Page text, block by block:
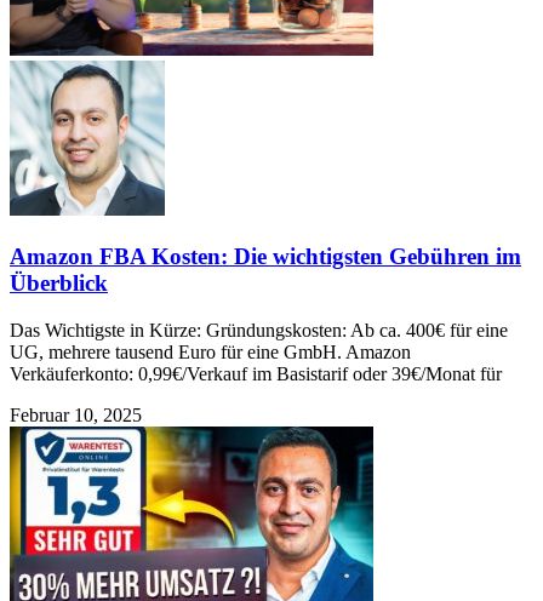
Amazon FBA Kosten: Die wichtigsten Gebühren im
Überblick
Das Wichtigste in Kürze: Gründungskosten: Ab ca. 400€ für eine
UG, mehrere tausend Euro für eine GmbH. Amazon
Verkäuferkonto: 0,99€/Verkauf im Basistarif oder 39€/Monat für
Februar 10, 2025